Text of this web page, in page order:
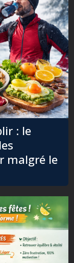
: le
malgré le